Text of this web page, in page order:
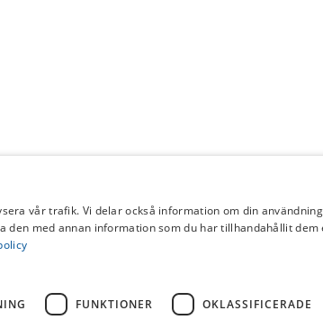
vår trafik. Vi delar också information om din
den med annan information som du har tillhandahållit dem
FUNKTIONER OKLASSIFICERADE